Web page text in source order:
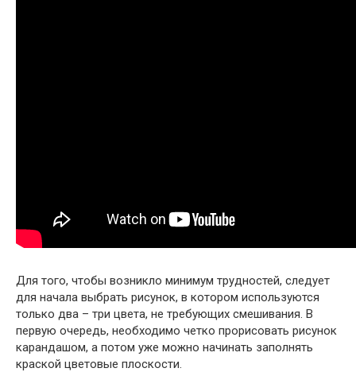
Для того, чтобы возникло минимум трудностей, следует
для начала выбрать рисунок, в котором используются
только два – три цвета, не требующих смешивания. В
первую очередь, необходимо четко прорисовать рисунок
карандашом, а потом уже можно начинать заполнять
краской цветовые плоскости.